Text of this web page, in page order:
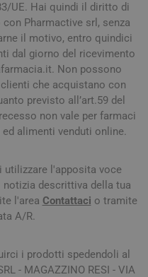
UE. Hai quindi il diritto di
Pharmactive srl, senza
il motivo, entro quindici
dal giorno del ricevimento
Non possono
che acquistano con
previsto all’art.59 del
non vale per farmaci
alimenti venduti online.
utilizzare l'apposita voce
descrittiva della tua
l'area Contattaci o tramite
A/R.
i prodotti spedendoli al
- MAGAZZINO RESI - VIA